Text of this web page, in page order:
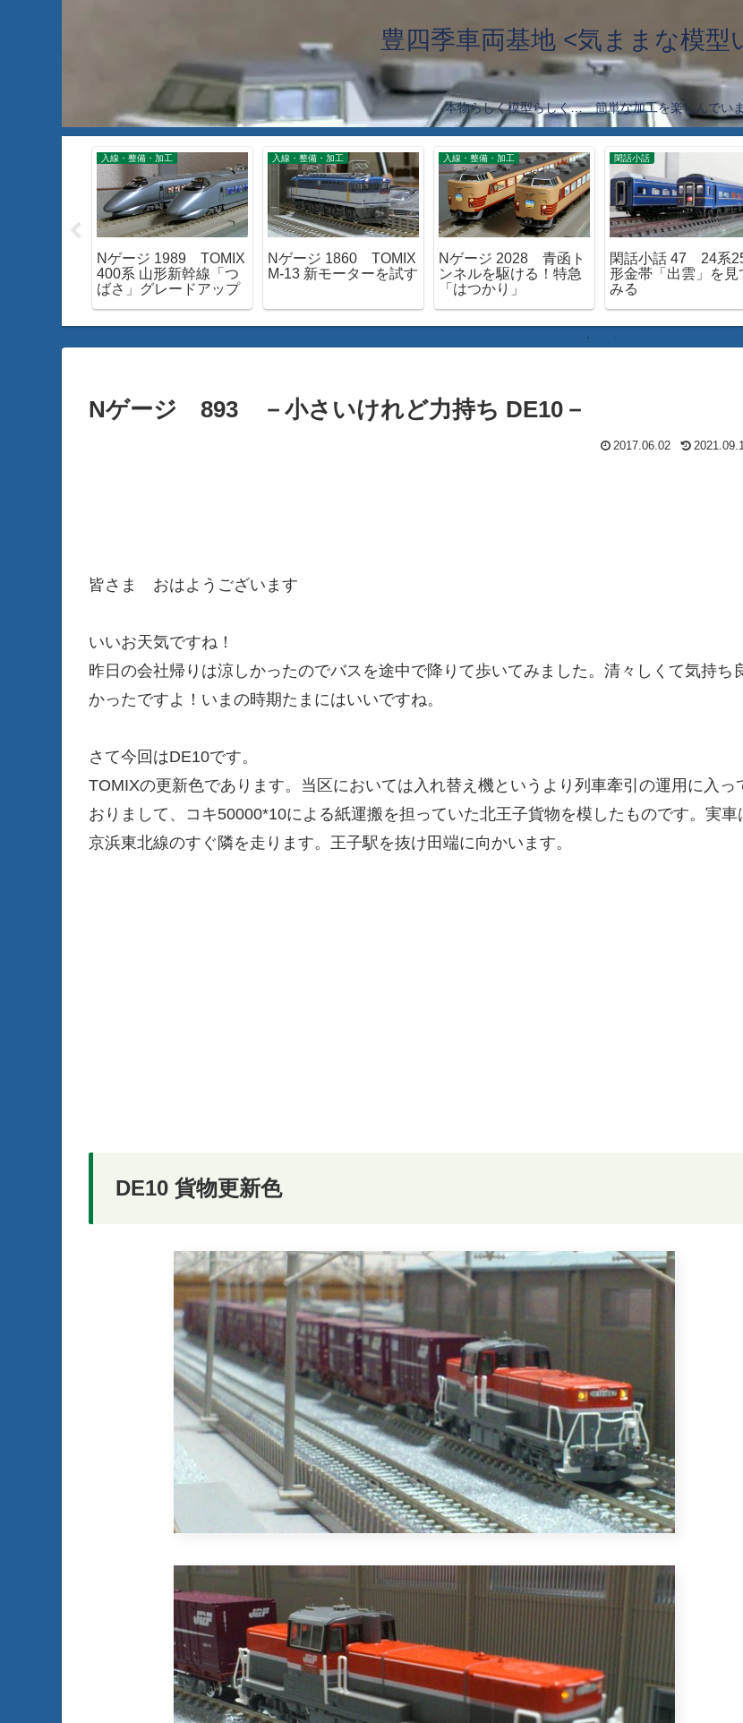
豊四季車両基地 <気ままな模型
本物らしく模型らしく… 簡単な加工を楽しんでい
入線・整備・加工
Nゲージ 1989 TOMIX
400系 山形新幹線「つ
ばさ」グレードアップ
入線・整備・加工
Nゲージ 1860 TOMIX
M-13 新モーターを試す
入線・整備・加工
Nゲージ 2028 青函ト
ンネルを駆ける！特急
「はつかり」
閑話小話
閑話小話 47 24系
形金帯「出雲」を見
みる
Nゲージ 893 －小さいけれど力持ち DE10－
2017.06.02
皆さま おはようございます
いいお天気ですね！
昨日の会社帰りは涼しかったのでバスを途中で降りて歩いてみました。清々しくて気持ち
かったですよ！いまの時期たまにはいいですね。
さて今回はDE10です。
TOMIXの更新色であります。当区においては入れ替え機というより列車牽引の運用に入っ
おりまして、コキ50000*10による紙運搬を担っていた北王子貨物を模したものです。実車
京浜東北線のすぐ隣を走ります。王子駅を抜け田端に向かいます。
DE10 貨物更新色